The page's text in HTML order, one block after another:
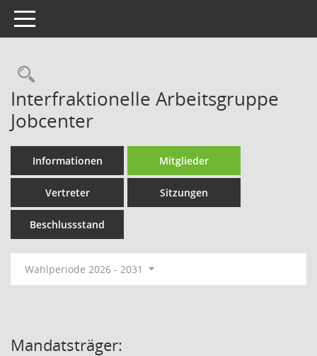
Toggle navigation
Rechercheauswahl
Interfraktionelle Arbeitsgruppe
Jobcenter
Informationen Mitglieder
Vertreter Sitzungen
Beschlussstand
Wahlperiode 2026 - 2031
Mandatsträger: